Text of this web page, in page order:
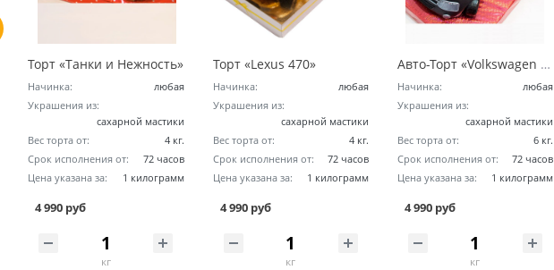
Торт «Танки и Нежность»
Начинка:
любая
Украшения из:
сахарной мастики
Вес торта от:
4 кг.
Срок исполнения от:
72 часов
Цена указана за:
1 килограмм
4 990 руб
кг
Торт «Lexus 470»
Начинка:
любая
Украшения из:
сахарной мастики
Вес торта от:
4 кг.
Срок исполнения от:
72 часов
Цена указана за:
1 килограмм
4 990 руб
кг
Авто-Торт «Volkswagen T5»
Начинка:
любая
Украшения из:
сахарной мастики
Вес торта от:
6 кг.
Срок исполнения от:
72 часов
Цена указана за:
1 килограмм
4 990 руб
кг